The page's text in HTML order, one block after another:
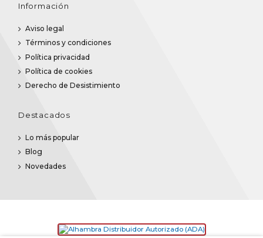
Información
Aviso legal
Términos y condiciones
Política privacidad
Política de cookies
Derecho de Desistimiento
Destacados
Lo más popular
Blog
Novedades